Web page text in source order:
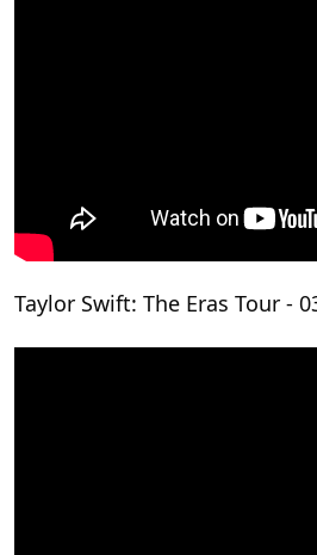
Taylor Swift: The Eras Tour -